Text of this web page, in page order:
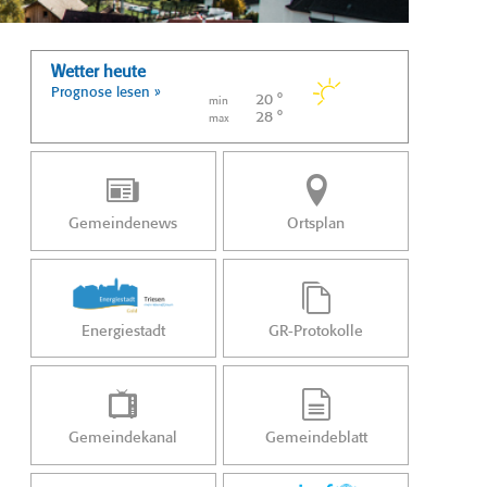
Wetter heute
Prognose lesen »
min 20 °
max 28 °
Gemeindenews Ortsplan
Energiestadt GR-Protokolle
Gemeindekanal Gemeindeblatt